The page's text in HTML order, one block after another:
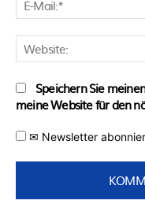
Speichern Sie
meine Website für den
✉ Newsletter